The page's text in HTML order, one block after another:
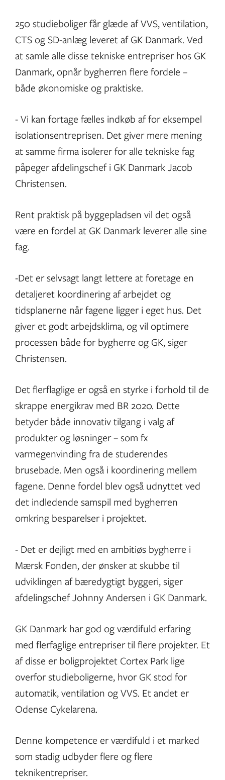
250 studieboliger får glæde af VVS, ventilation,
CTS og SD-anlæg leveret af GK Danmark. Ved
at samle alle disse tekniske entrepriser hos GK
Danmark, opnår bygherren flere fordele –
både økonomiske og praktiske.
- Vi kan fortage fælles indkøb af for eksempel
isolationsentreprisen. Det giver mere mening
at samme firma isolerer for alle tekniske fag
påpeger afdelingschef i GK Danmark Jacob
Christensen.
Rent praktisk på byggepladsen vil det også
være en fordel at GK Danmark leverer alle sine
fag.
-Det er selvsagt langt lettere at foretage en
detaljeret koordinering af arbejdet og
tidsplanerne når fagene ligger i eget hus. Det
giver et godt arbejdsklima, og vil optimere
processen både for bygherre og GK, siger
Christensen.
Det flerflaglige er også en styrke i forhold til de
skrappe energikrav med BR 2020. Dette
betyder både innovativ tilgang i valg af
produkter og løsninger – som fx
varmegenvinding fra de studerendes
brusebade. Men også i koordinering mellem
fagene. Denne fordel blev også udnyttet ved
det indledende samspil med bygherren
omkring besparelser i projektet.
- Det er dejligt med en ambitiøs bygherre i
Mærsk Fonden, der ønsker at skubbe til
udviklingen af bæredygtigt byggeri, siger
afdelingschef Johnny Andersen i GK Danmark.
GK Danmark har god og værdifuld erfaring
med flerfaglige entrepriser til flere projekter. Et
af disse er boligprojektet Cortex Park lige
overfor studieboligerne, hvor GK stod for
automatik, ventilation og VVS. Et andet er
Odense Cykelarena.
Denne kompetence er værdifuld i et marked
som stadig udbyder flere og flere
teknikentrepriser.